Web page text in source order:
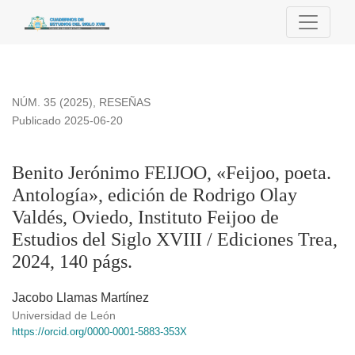
Benito Jerónimo FEIJOO, «Feijoo, poeta. Antología»,
NÚM. 35 (2025), RESEÑAS
Benito Jerónimo FEIJOO, «Feijoo, poeta.
Antología», edición de Rodrigo Olay
Valdés, Oviedo, Instituto Feijoo de
Estudios del Siglo XVIII / Ediciones Trea,
2024, 140 págs.
Publicado 2025-06-20
Jacobo Llamas Martínez
Universidad de León
https://orcid.org/0000-0001-5883-353X